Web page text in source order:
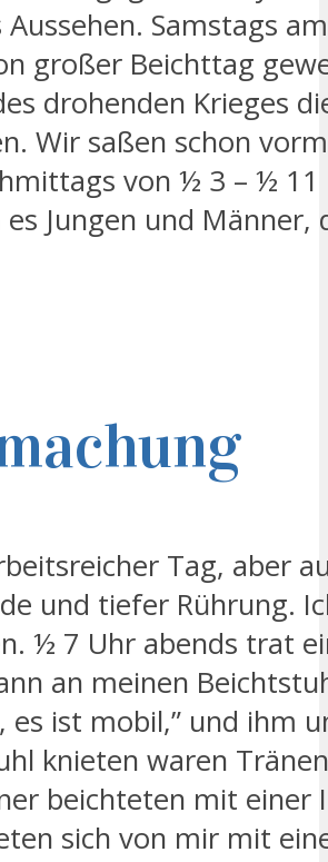
Samstags
großer Beichttag
drohenden Krieges
Wir saßen schon
von ½ 3 – ½ 11
Jungen und
Tag, aber
und tiefer Rührung.
½ 7 Uhr abends trat
an meinen
es ist mobil,” und ihm
knieten waren
beichteten mit einer
sich von mir mit